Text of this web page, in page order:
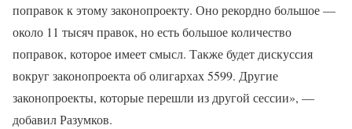
поправок к этому законопроекту. Оно рекордно большое —
около 11 тысяч правок, но есть большое количество
поправок, которое имеет смысл. Также будет дискуссия
вокруг законопроекта об олигархах 5599. Другие
законопроекты, которые перешли из другой сессии», —
добавил Разумков.